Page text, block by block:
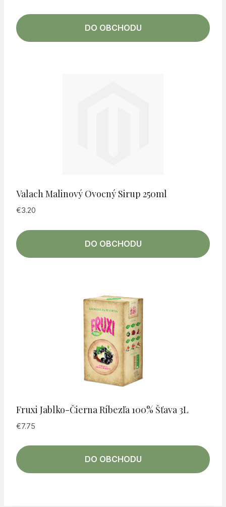
DO OBCHODU
Valach Malinový Ovocný Sirup 250ml
€3.20
DO OBCHODU
Fruxi Jablko-Čierna Ríbezľa 100% Šťava 3L
€7.75
DO OBCHODU